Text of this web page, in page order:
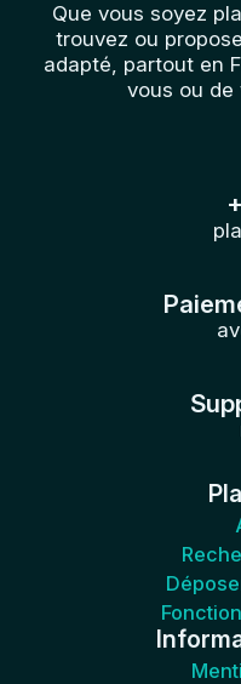
Que vous soyez
trouvez ou
adapté, partout en
vous ou de